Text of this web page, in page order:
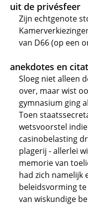
uit de privésfeer
Zijn echtgenote
van D66 (op een
anekdotes en
Sloeg niet alleen
over, maar wist
gymnasium ging
Toen
wetsvoorstel
casinobelasting
plagerij - allerlei
memorie van
had zich namelijk
beleidsvorming
van wiskundige